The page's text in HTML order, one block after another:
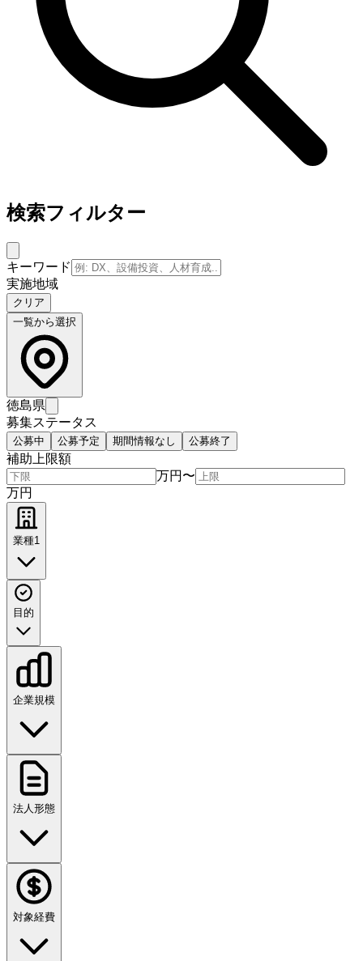
検索フィルター
キーワード
実施地域
クリア
一覧から選択
徳島県
募集ステータス
公募中 公募予定 期間情報なし 公募終了
補助上限額
万円 〜
万円
業種1
目的
企業規模
法人形態
対象経費